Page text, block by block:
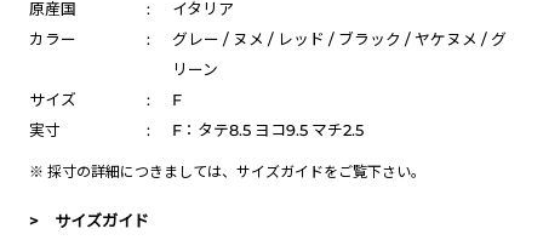
原産国
:
イタリア
カラー
:
グレー / ヌメ / レッド / ブラック / ヤケヌメ / グ
リーン
サイズ
:
F
実寸
: F：タテ8.5 ヨコ9.5 マチ2.5
※ 採寸の詳細につきましては、 サイズガイドをご覧下さい。
> サイズガイド